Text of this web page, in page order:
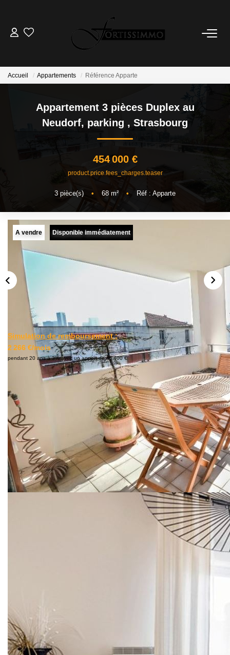
Tous Nos Biens
Neuf
GESTION
ESTIMATION
L'AGENCE
Notre Équipe
EXTRANET GESTION
Accueil Appartements Référence Apparte
Appartement 3 pièces Duplex au
Neudorf, parking , Strasbourg
454 000 €
product.price.fees_charges.teaser
3 pièce(s) • 68 m² • Réf : Apparte
A vendre Disponible immédiatement
Simulation de remboursement :
2 266 €/mois
pendant 20 ans à 3% avec un apport de 45 400 €
Description
Réf : Apparte
Beau et grand 3 pièces duplex de 79m2 au sol, 70 m2
habitable, terrasse 9m2 ouest, parking privatif.
Le Neudorf est votre quartier favori ? Vous souhaitez
investir pour acquérir votre résidence principale ou réaliser
votre premier investissement locatif sur ce secteur prisé et
recherché ? Nous avons ce qu'il vous faut du 2 à 5 pièces
au sein de 3 résidences à taille humaines, situées au centre
de stationnement privative.
LES ATOUTS
- Des résidences RT 2012 : excellente isolation phonique et